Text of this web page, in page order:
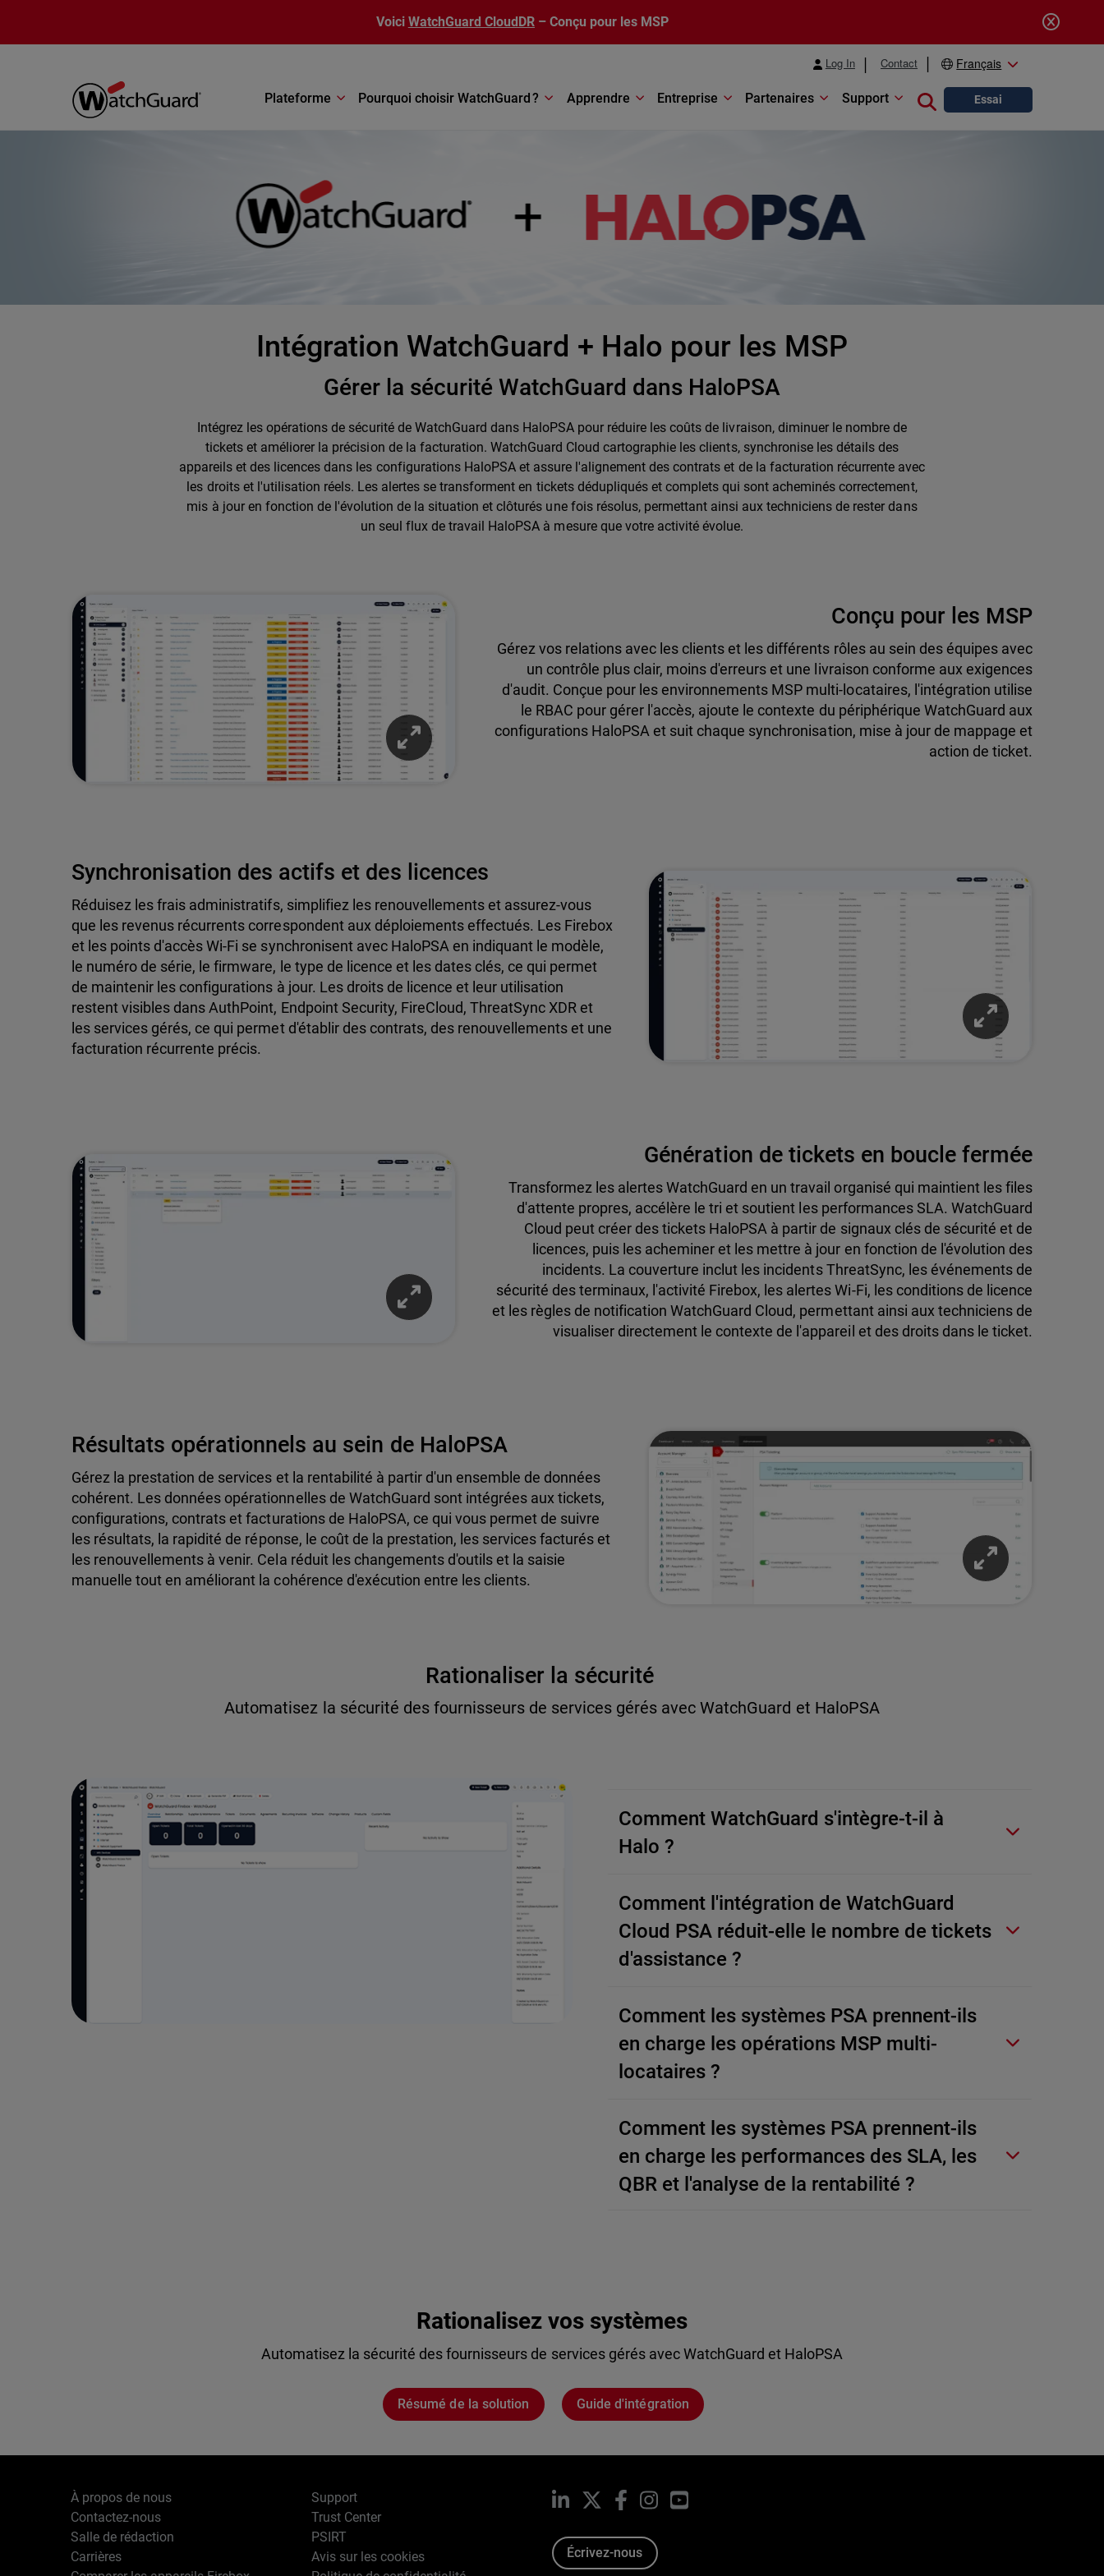
Voici WatchGuard CloudDR – Conçu pour les MSP
Log In Contact Français
Plateforme Pourquoi choisir WatchGuard ? Apprendre Entreprise Partenaires Support Close search
Essai
Intégration WatchGuard + Halo pour les MSP
Gérer la sécurité WatchGuard dans HaloPSA
Intégrez les opérations de sécurité de WatchGuard dans HaloPSA pour réduire les coûts de livraison, diminuer le nombre de
tickets et améliorer la précision de la facturation. WatchGuard Cloud cartographie les clients, synchronise les détails des
appareils et des licences dans les configurations HaloPSA et assure l'alignement des contrats et de la facturation récurrente avec
les droits et l'utilisation réels. Les alertes se transforment en tickets dédupliqués et complets qui sont acheminés correctement,
mis à jour en fonction de l'évolution de la situation et clôturés une fois résolus, permettant ainsi aux techniciens de rester dans
un seul flux de travail HaloPSA à mesure que votre activité évolue.
Conçu pour les MSP
Gérez vos relations avec les clients et les différents rôles au sein des équipes avec
un contrôle plus clair, moins d'erreurs et une livraison conforme aux exigences
d'audit. Conçue pour les environnements MSP multi-locataires, l'intégration utilise
le RBAC pour gérer l'accès, ajoute le contexte du périphérique WatchGuard aux
configurations HaloPSA et suit chaque synchronisation, mise à jour de mappage et
action de ticket.
Synchronisation des actifs et des licences
Réduisez les frais administratifs, simplifiez les renouvellements et assurez-vous
que les revenus récurrents correspondent aux déploiements effectués. Les Firebox
et les points d'accès Wi-Fi se synchronisent avec HaloPSA en indiquant le modèle,
le numéro de série, le firmware, le type de licence et les dates clés, ce qui permet
de maintenir les configurations à jour. Les droits de licence et leur utilisation
restent visibles dans AuthPoint, Endpoint Security, FireCloud, ThreatSync XDR et
les services gérés, ce qui permet d'établir des contrats, des renouvellements et une
facturation récurrente précis.
Génération de tickets en boucle fermée
Transformez les alertes WatchGuard en un travail organisé qui maintient les files
d'attente propres, accélère le tri et soutient les performances SLA. WatchGuard
Cloud peut créer des tickets HaloPSA à partir de signaux clés de sécurité et de
licences, puis les acheminer et les mettre à jour en fonction de l'évolution des
incidents. La couverture inclut les incidents ThreatSync, les événements de
sécurité des terminaux, l'activité Firebox, les alertes Wi-Fi, les conditions de licence
et les règles de notification WatchGuard Cloud, permettant ainsi aux techniciens de
visualiser directement le contexte de l'appareil et des droits dans le ticket.
Résultats opérationnels au sein de HaloPSA
Gérez la prestation de services et la rentabilité à partir d'un ensemble de données
cohérent. Les données opérationnelles de WatchGuard sont intégrées aux tickets,
configurations, contrats et facturations de HaloPSA, ce qui vous permet de suivre
les résultats, la rapidité de réponse, le coût de la prestation, les services facturés et
les renouvellements à venir. Cela réduit les changements d'outils et la saisie
manuelle tout en améliorant la cohérence d'exécution entre les clients.
Rationaliser la sécurité
Automatisez la sécurité des fournisseurs de services gérés avec WatchGuard et HaloPSA
Comment WatchGuard s'intègre-t-il à
Halo ?
Comment l'intégration de WatchGuard
Cloud PSA réduit-elle le nombre de tickets
d'assistance ?
Comment les systèmes PSA prennent-ils
en charge les opérations MSP multi-
locataires ?
Comment les systèmes PSA prennent-ils
en charge les performances des SLA, les
QBR et l'analyse de la rentabilité ?
Rationalisez vos systèmes
Automatisez la sécurité des fournisseurs de services gérés avec WatchGuard et HaloPSA
Résumé de la solution Guide d'intégration
À propos de nous
Contactez-nous
Salle de rédaction
Carrières
Support
Trust Center
PSIRT
Avis sur les cookies
LinkedIn Facebook
InstagramYouTube
Écrivez-nous